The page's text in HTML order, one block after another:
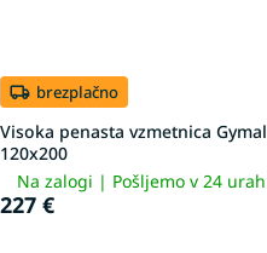
brezplačno
Visoka penasta vzmetnica Gymal
120x200
Na zalogi | Pošljemo v 24 urah
227 €